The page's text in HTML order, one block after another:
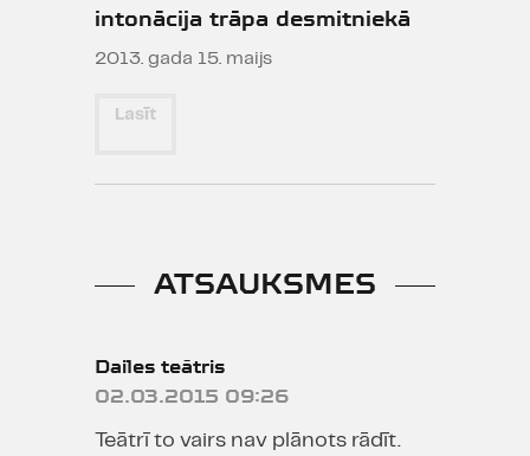
http://klasika.latvijasradio.lv/zinas/
http://la.lv/index.php?
virs-
intonācija trāpa desmitniekā
2013. gada 15. maijs
Lasīt
ATSAUKSMES
Dailes teātris
02.03.2015 09:26
Teātrī to vairs nav plānots rādīt.